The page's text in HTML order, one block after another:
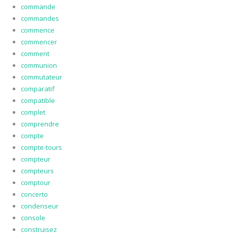
commande
commandes
commence
commencer
comment
communion
commutateur
comparatif
compatible
complet
comprendre
compte
compte-tours
compteur
compteurs
comptour
concerto
condenseur
console
construisez